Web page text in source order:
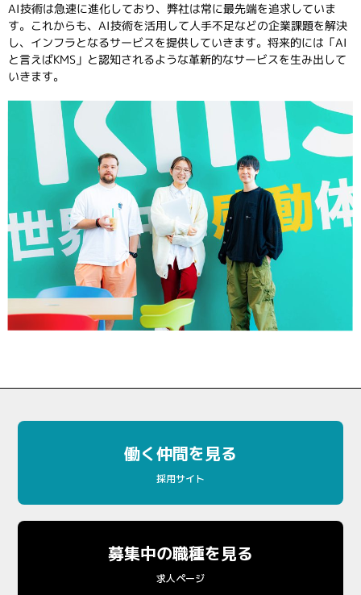
AI技術は急速に進化しており、弊社は常に最先端を追求していま
す。これからも、AI技術を活用して人手不足などの企業課題を解決
し、インフラとなるサービスを提供していきます。将来的には「AI
と言えばKMS」と認知されるような革新的なサービスを生み出して
いきます。
働く仲間を見る
採用サイト
募集中の職種を見る
求人ページ